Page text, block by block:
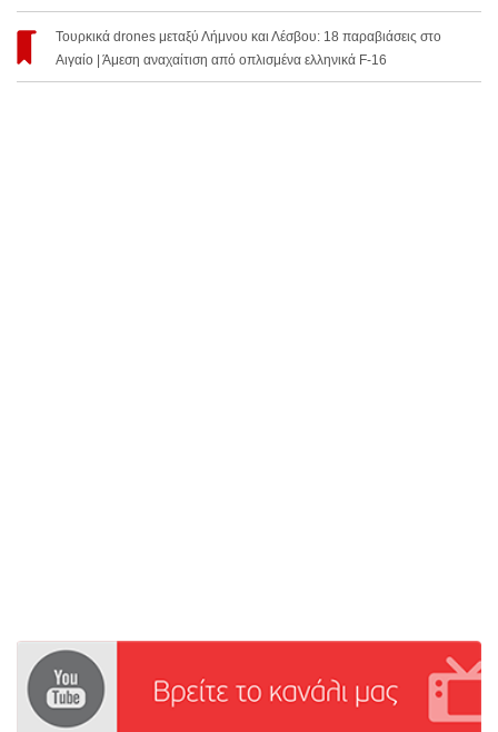
Τουρκικά drones μεταξύ Λήμνου και Λέσβου: 18 παραβιάσεις στο
Αιγαίο | Άμεση αναχαίτιση από οπλισμένα ελληνικά F-16